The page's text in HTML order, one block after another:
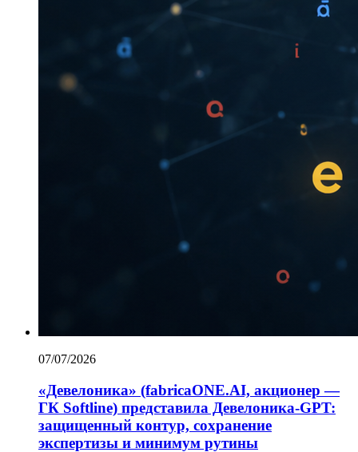
07/07/2026
«Девелоника» (fabricaONE.AI, акционер —
ГК Softline) представила Девелоника-GPT:
защищенный контур, сохранение
экспертизы и минимум рутины